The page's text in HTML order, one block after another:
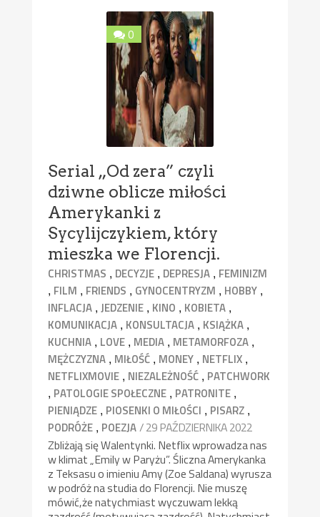
0
Serial „Od zera” czyli
dziwne oblicze miłości
Amerykanki z
Sycylijczykiem, który
mieszka we Florencji.
CHRISTMAS , DECYZJE , DEPRESJA , FEMINIZM
, FILM , FRIENDS , GYNOCENTRYZM , HOBBY ,
INFLACJA ,JEDZENIE , KINO , KOBIETA ,
KOMUNIKACJA , KONSULTACJA , KSIĄŻKA ,
KUCHNIA , LOVE , MEDIA , METAMORFOZA ,
MĘŻCZYZNA , MIŁOŚĆ , MONEY , NETFLIX ,
NETFLIXMOVIE , NIEZALEŻNOŚĆ , PATCHWORK
, PATOLOGIE SPOŁECZNE , PATRONITE ,
PIENIĄDZE , PIOSENKI O MIŁOŚCI , PISARZ ,
PODRÓŻE , POEZJA/ 29 PAŹDZIERNIKA 2022
Zbliżają się Walentynki. Netflix wprowadza nas
w klimat „Emily w Paryżu”. Śliczna Amerykanka
z Teksasu o imieniu Amy (Zoe Saldana) wyrusza
w podróż na studia do Florencji. Nie muszę
mówić,że natychmiast wyczuwam lekką